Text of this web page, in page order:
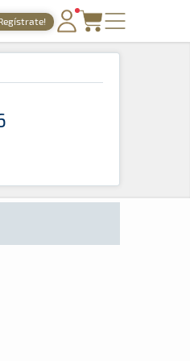
PORTADA
ONLINE
GALERÍAS
ARCHIVO